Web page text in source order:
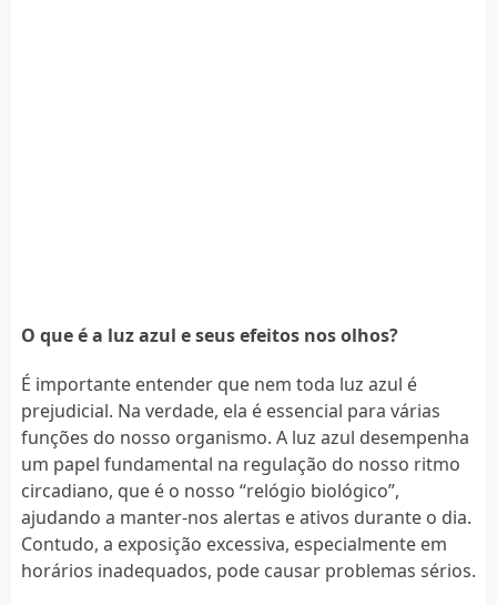
O que é a luz azul e seus efeitos nos olhos?
É importante entender que nem toda luz azul é
prejudicial. Na verdade, ela é essencial para várias
funções do nosso organismo. A luz azul desempenha
um papel fundamental na regulação do nosso ritmo
circadiano, que é o nosso “relógio biológico”,
ajudando a manter-nos alertas e ativos durante o dia.
Contudo, a exposição excessiva, especialmente em
horários inadequados, pode causar problemas sérios.